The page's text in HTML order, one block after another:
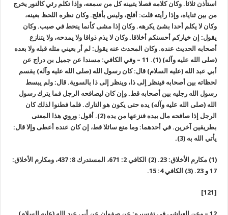
استأذن ثلاثا. وكان كلامه فصلا يتبينه كل من سمعه، وإذا تكلم رئي كالنور يخرج
من بين ثناياه، وإذا رأيته قلت: أفلج، وليس بأفلج. وكان نظره اللحظ بعينه،
وكان لا يكلم أحدا بشئ يكرهه. وكان إذا مشى كأنما ينحط في صبب. وكان
يقول: إن خياركم أحسنكم أخلاقا. وكان لا يذم ذواقا ولا يمدحه، ولا يتنازع
أصحابه الحديث عنده. وكان المحدث عنه يقول: لم أر بعيني مثله قبله ولا بعده
(صلى الله عليه وآله) (1). 11 – وفي الكافي: مسندا عن جميل بن دراج عن
أبي عبد الله (عليه السلام) قال: كان رسول الله (صلى الله عليه وآله) يقسم
لحظاته بين أصحابه فينظر إلى ذا، وينظر إلى ذا بالسوية. قال: ولم يبسط
رسول الله رجليه بين أصحابه قط. وإن كان ليصافحه الرجل فما يترك رسول
الله (صلى الله عليه وآله) يده حتى يكون هو التارك. فلما فطنوا لذلك كان
الرجل إذا صافحه مال بيده فنزعها من يده (2). أقول: وروي هذا المعنى
بطريقين آخرين. في أحدهما: وما منع سائلا قط، إن كان عنده أعطى وإلا قال:
يأتي الله به (3).
(1) مكارم الأخلاق: 23. (2) الكافي 2: 671، المستدرك 8: 437، ومكارم الأخلاق:
17 و 23. (3) الكافي 4: 15.
[121]